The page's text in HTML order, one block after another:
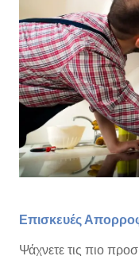
Επισκευές
Ψάχνετε τις πιο